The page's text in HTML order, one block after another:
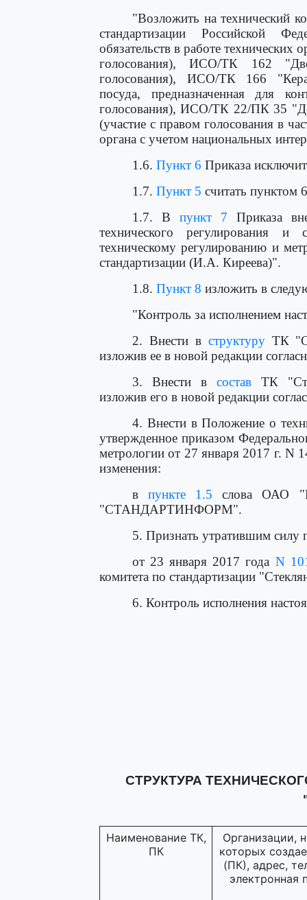
"Возложить на технический
стандартизации Российской
обязательств в работе
голосования), ИСО/ТК 162
голосования), ИСО/ТК 166
посуда, предназначенная для
голосования), ИСО/ТК 22/ПК 35
(участие с правом голосования в
органа с учетом национальных
1.6. Пункт 6 Приказа
1.7. Пункт 5 считать пунктом
1.7. В пункт 7 Приказа
технического регулирования и
техническому регулированию и
стандартизации (И.А. Киреева)".
1.8. Пункт 8 изложить в
"Контроль за исполнением
2. Внести в структуруТК
изложив ее в новой редакции
3. Внести в состав ТК
изложив его в новой редакции
4. Внести в Положение о
утвержденное приказом
метрологии от 27 января 2017 г. N
изменения:
впункте 1.5 слова ОАО
"СТАНДАРТИНФОРМ".
5. Признать утратившим силу
от 23 января 2017 года N
комитета по стандартизации
6. Контроль исполнения
СТРУКТУРА
Наименование ТК,
ПК
Организации,
которых
(ПК), адрес,
электронная